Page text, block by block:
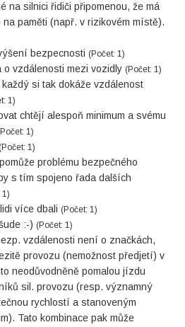
na silnici řidiči připomenou, že má
paměti (např. v rizikovém místě).
bezpecnosti (Počet: 1)
o vzdálenosti mezi vozidly (Počet: 1)
si tak dokáže vzdálenost
1)
chtějí alespoň minimum a svému
1)
(Počet: 1)
problému bezpečného
s tím spojeno řada dalších
1)
více dbali (Počet: 1)
:-) (Počet: 1)
vzdálenosti není o značkách,
provozu (nemožnost předjetí) v
neodůvodněně pomalou jízdu
sil. provozu (resp. významný
rychlostí a stanoveným
Tato kombinace pak může